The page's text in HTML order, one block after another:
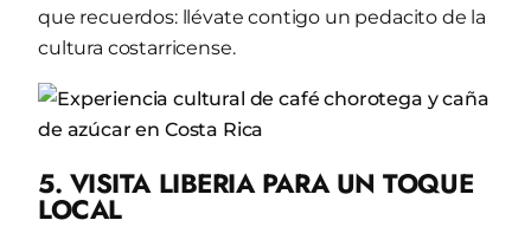
que recuerdos: llévate contigo un pedacito de la
cultura costarricense.
5. VISITA LIBERIA PARA UN TOQUE
LOCAL